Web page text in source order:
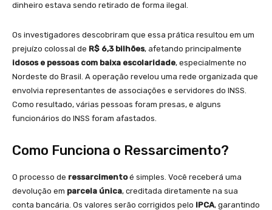
dinheiro estava sendo retirado de forma ilegal.
Os investigadores descobriram que essa prática resultou em um
prejuízo colossal de R$ 6,3 bilhões, afetando principalmente
idosos e pessoas com baixa escolaridade, especialmente no
Nordeste do Brasil. A operação revelou uma rede organizada que
envolvia representantes de associações e servidores do INSS.
Como resultado, várias pessoas foram presas, e alguns
funcionários do INSS foram afastados.
Como Funciona o Ressarcimento?
O processo de ressarcimentoé simples. Você receberá uma
devolução em parcela única, creditada diretamente na sua
conta bancária. Os valores serão corrigidos pelo IPCA, garantindo